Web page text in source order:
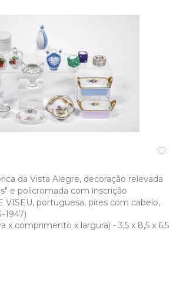
favorite_border
da Vista Alegre, decoração relevada
e policromada com inscrição
VISEU, portuguesa, pires com cabelo,
1947)
x comprimento x largura) - 3,5 x 8,5 x 6,5